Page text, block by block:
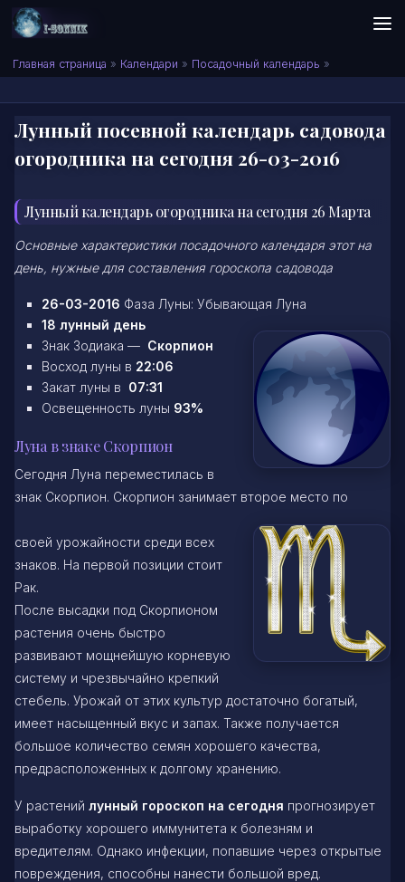
Skip to content
Сонник I-SONNIK.COM
Главная страница » Календари » Посадочный календарь »
Лунный посевной календарь садовода
огородника на сегодня 26-03-2016
Лунный календарь огородника на сегодня 26 Марта
Основные характеристики посадочного календаря этот на
день, нужные для составления гороскопа садовода
26-03-2016 Фаза Луны: Убывающая Луна
18 лунный день
Знак Зодиака — Скорпион
Восход луны в 22:06
Закат луны в 07:31
Освещенность луны 93%
Луна в знаке Скорпион
Сегодня Луна переместилась в
знак Скорпион. Скорпион занимает второе место по
своей урожайности среди всех
знаков. На первой позиции стоит
Рак.
После высадки под Скорпионом
растения очень быстро
развивают мощнейшую корневую
систему и чрезвычайно крепкий
стебель. Урожай от этих культур достаточно богатый,
имеет насыщенный вкус и запах. Также получается
большое количество семян хорошего качества,
предрасположенных к долгому хранению.
У растений лунный гороскоп на сегодня прогнозирует
выработку хорошего иммунитета к болезням и
вредителям. Однако инфекции, попавшие через открытые
повреждения, способны нанести большой вред.